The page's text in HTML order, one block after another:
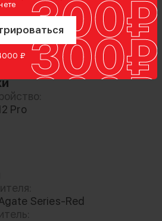
₽
из термополиуретана и
и камеры защищены
этом не ограничен доступ
Показать полностью
Pro
Series-Red